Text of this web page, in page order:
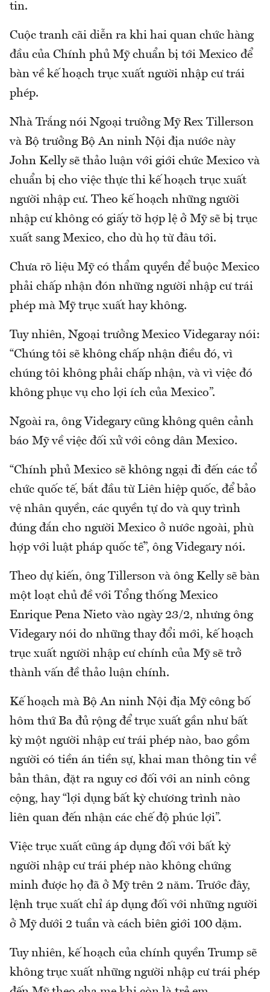
tin.
Cuộc tranh cãi diễn ra khi hai quan chức hàng
đầu của Chính phủ Mỹ chuẩn bị tới Mexico để
bàn về kế hoạch trục xuất người nhập cư trái
phép.
Nhà Trắng nói Ngoại trưởng Mỹ Rex Tillerson
và Bộ trưởng Bộ An ninh Nội địa nước này
John Kelly sẽ thảo luận với giới chức Mexico và
chuẩn bị cho việc thực thi kế hoạch trục xuất
người nhập cư. Theo kế hoạch những người
nhập cư không có giấy tờ hợp lệ ở Mỹ sẽ bị trục
xuất sang Mexico, cho dù họ từ đâu tới.
Chưa rõ liệu Mỹ có thẩm quyền để buộc Mexico
phải chấp nhận đón những người nhập cư trái
phép mà Mỹ trục xuất hay không.
Tuy nhiên, Ngoại trưởng Mexico Videgaray nói:
“Chúng tôi sẽ không chấp nhận điều đó, vì
chúng tôi không phải chấp nhận, và vì việc đó
không phục vụ cho lợi ích của Mexico”.
Ngoài ra, ông Videgary cũng không quên cảnh
báo Mỹ về việc đối xử với công dân Mexico.
“Chính phủ Mexico sẽ không ngại đi đến các tổ
chức quốc tế, bắt đầu từ Liên hiệp quốc, để bảo
vệ nhân quyền, các quyền tự do và quy trình
đúng đắn cho người Mexico ở nước ngoài, phù
hợp với luật pháp quốc tế”, ông Videgary nói.
Theo dự kiến, ông Tillerson và ông Kelly sẽ bàn
một loạt chủ đề với Tổng thống Mexico
Enrique Pena Nieto vào ngày 23/2, nhưng ông
Videgary nói do những thay đổi mới, kế hoạch
trục xuất người nhập cư chính của Mỹ sẽ trở
thành vấn đề thảo luận chính.
Kế hoạch mà Bộ An ninh Nội địa Mỹ công bố
hôm thứ Ba đủ rộng để trục xuất gần như bất
kỳ một người nhập cư trái phép nào, bao gồm
người có tiền án tiền sự, khai man thông tin về
bản thân, đặt ra nguy cơ đối với an ninh công
cộng, hay “lợi dụng bất kỳ chương trình nào
liên quan đến nhận các chế độ phúc lợi”.
Việc trục xuất cũng áp dụng đối với bất kỳ
người nhập cư trái phép nào không chứng
minh được họ đã ở Mỹ trên 2 năm. Trước đây,
lệnh trục xuất chỉ áp dụng đối với những người
ở Mỹ dưới 2 tuần và cách biên giới 100 dặm.
Tuy nhiên, kế hoạch của chính quyền Trump sẽ
không trục xuất những người nhập cư trái phép